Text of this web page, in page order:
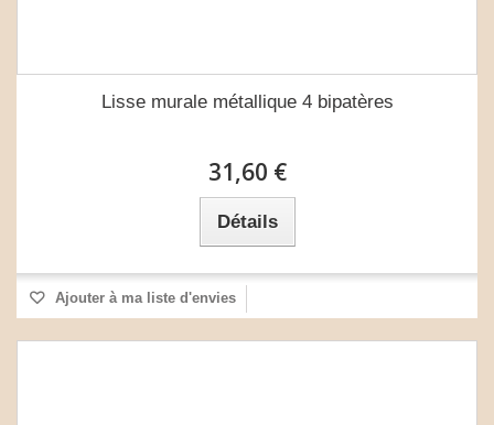
Lisse murale métallique 4 bipatères
31,60 €
Détails
Ajouter à ma liste d'envies